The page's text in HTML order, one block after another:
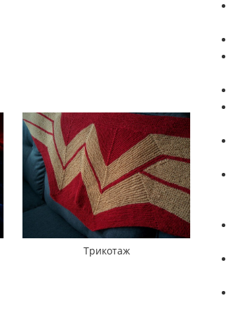
Трикотаж